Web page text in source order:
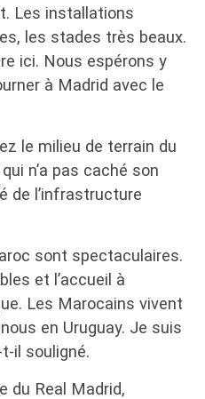
Les installations
les stades très beaux.
ici. Nous espérons y
à Madrid avec le
le milieu de terrain du
n’a pas caché son
de l’infrastructure
sont spectaculaires.
et l’accueil à
Les Marocains vivent
en Uruguay. Je suis
t-il souligné.
du Real Madrid,